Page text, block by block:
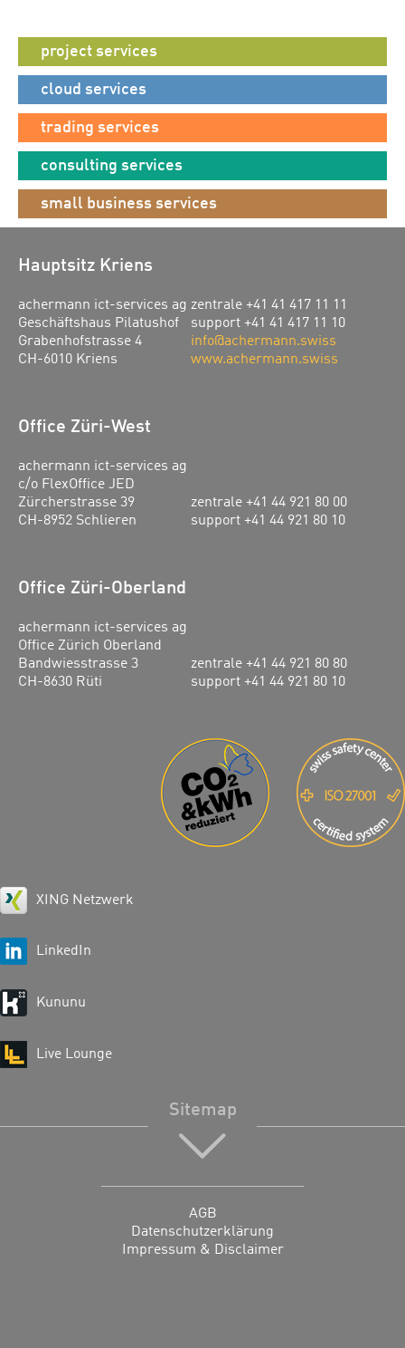
project services
cloud services
trading services
consulting services
small business services
Hauptsitz Kriens
achermann ict-services ag
Geschäftshaus Pilatushof
Grabenhofstrasse 4
CH-6010 Kriens
zentrale +41 41 417 11 11
support +41 41 417 11 10
info@achermann.swiss
www.achermann.swiss
Office Züri-West
achermann ict-services ag
c/o FlexOffice JED
Zürcherstrasse 39
CH-8952 Schlieren
zentrale +41 44 921 80 00
support +41 44 921 80 10
Office Züri-Oberland
achermann ict-services ag
Office Zürich Oberland
Bandwiesstrasse 3
CH-8630 Rüti
zentrale +41 44 921 80 80
support +41 44 921 80 10
XING Netzwerk
LinkedIn
Kununu
Live Lounge
Sitemap
AGB
Datenschutzerklärung
Impressum & Disclaimer